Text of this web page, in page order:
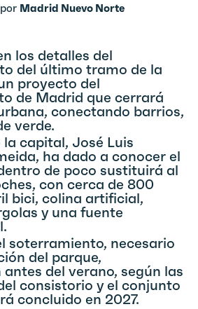
los detalles del
del último tramo de la
proyecto del
de Madrid que cerrará
conectando barrios,
verde.
la capital, José Luis
ha dado a conocer el
de poco sustituirá al
con cerca de 800
bici, colina artificial,
y una fuente
soterramiento, necesario
del parque,
del verano, según las
consistorio y el conjunto
concluido en 2027.
por Madrid Nuevo Norte